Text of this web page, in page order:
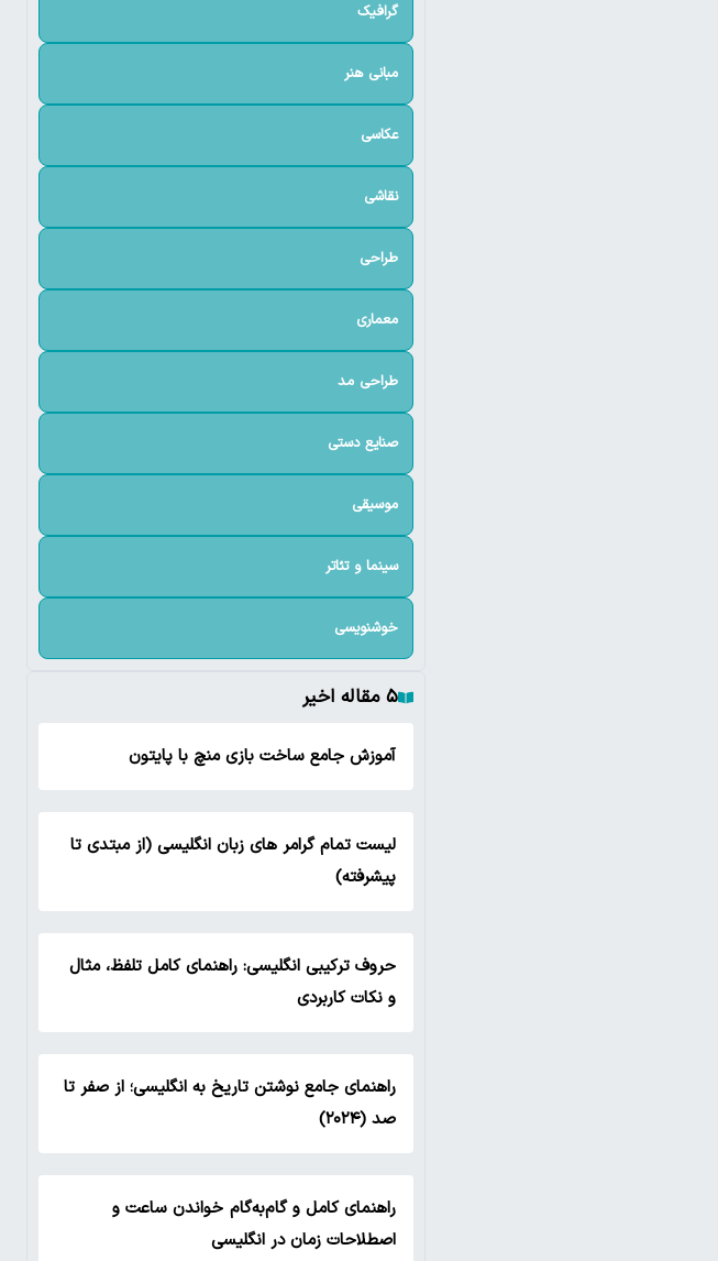
گرافیک
مبانی هنر
عکاسی
نقاشی
طراحی
معماری
طراحی مد
صنایع دستی
موسیقی
سینما و تئاتر
خوشنویسی
۵ مقاله اخیر
آموزش جامع ساخت بازی منچ با پایتون
لیست تمام گرامر های زبان انگلیسی (از مبتدی تا
پیشرفته)
حروف ترکیبی انگلیسی: راهنمای کامل تلفظ، مثال
و نکات کاربردی
راهنمای جامع نوشتن تاریخ به انگلیسی؛ از صفر تا
صد (۲۰۲۴)
راهنمای کامل و گام‌به‌گام خواندن ساعت و
اصطلاحات زمان در انگلیسی